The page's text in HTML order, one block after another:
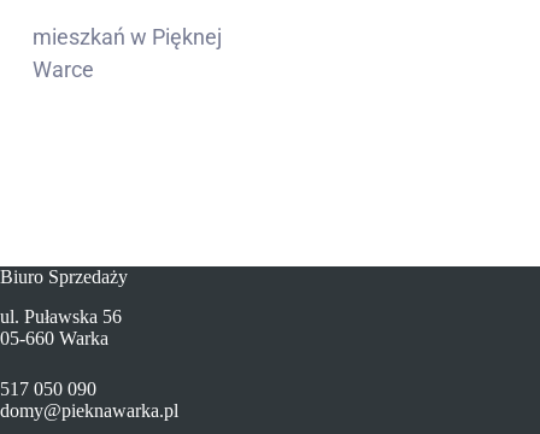
mieszkań w Pięknej
Warce
Biuro Sprzedaży
ul. Puławska 56
05-660 Warka
517 050 090
domy@pieknawarka.pl